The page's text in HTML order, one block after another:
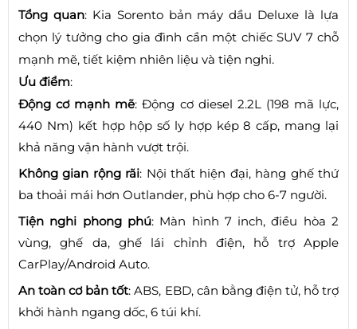
Tổng quan: Kia Sorento bản máy dầu Deluxe là lựa
chọn lý tưởng cho gia đình cần một chiếc SUV 7 chỗ
mạnh mẽ, tiết kiệm nhiên liệu và tiện nghi.
Ưu điểm:
Động cơ mạnh mẽ: Động cơ diesel 2.2L (198 mã lực,
440 Nm) kết hợp hộp số ly hợp kép 8 cấp, mang lại
khả năng vận hành vượt trội.
Không gian rộng rãi: Nội thất hiện đại, hàng ghế thứ
ba thoải mái hơn Outlander, phù hợp cho 6-7 người.
Tiện nghi phong phú: Màn hình 7 inch, điều hòa 2
vùng, ghế da, ghế lái chỉnh điện, hỗ trợ Apple
CarPlay/Android Auto.
An toàn cơ bản tốt: ABS, EBD, cân bằng điện tử, hỗ trợ
khởi hành ngang dốc, 6 túi khí.